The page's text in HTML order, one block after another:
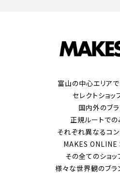
富山の中心エリア
セレクトショッ
国内外のブ
正規ルートで
それぞれ異なるコ
MAKES ONLINE
その全てのショ
様々な世界観のブラ